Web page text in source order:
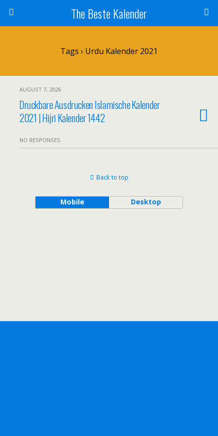
The Beste Kalender
Tags › Urdu Kalender 2021
AUGUST 7, 2026
Druckbare Ausdrucken Islamische Kalender
2021 | Hijri Kalender 1442
NO RESPONSES
Back to top
Mobile Desktop